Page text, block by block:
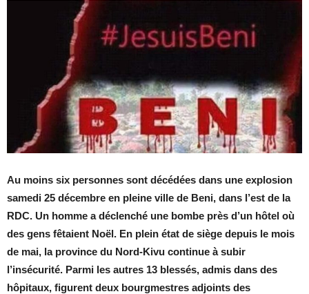
Au moins six personnes sont décédées dans une explosion
samedi 25 décembre en pleine ville de Beni, dans l’est de la
RDC. Un homme a déclenché une bombe près d’un hôtel où
des gens fêtaient Noël. En plein état de siège depuis le mois
de mai, la province du Nord-Kivu continue à subir
l’insécurité. Parmi les autres 13 blessés, admis dans des
hôpitaux, figurent deux bourgmestres adjoints des